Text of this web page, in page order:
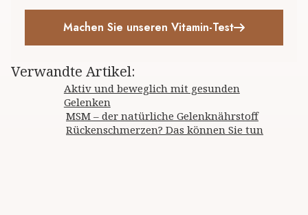
Machen Sie unseren Vitamin-Test
Verwandte Artikel:
Aktiv und beweglich mit gesunden
Gelenken
MSM – der natürliche Gelenknährstoff
Rückenschmerzen? Das können Sie tun